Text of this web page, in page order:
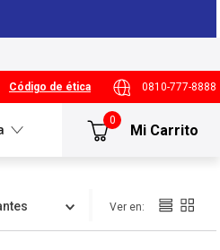
Código de ética 0810-777-8888
0